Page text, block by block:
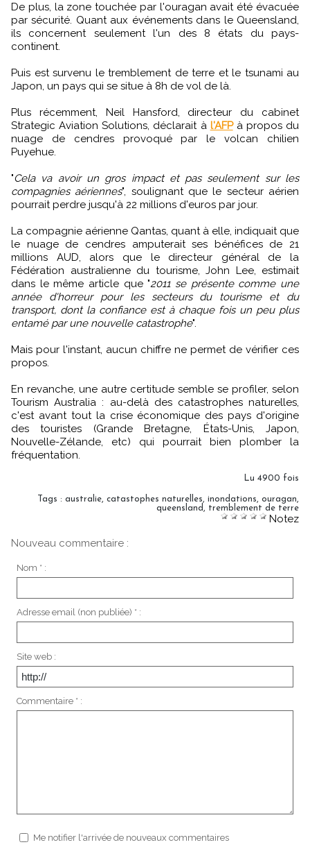
De plus, la zone touchée par l'ouragan avait été évacuée
par sécurité. Quant aux événements dans le Queensland,
ils concernent seulement l'un des 8 états du pays-
continent.
Puis est survenu le tremblement de terre et le tsunami au
Japon, un pays qui se situe à 8h de vol de là.
Plus récemment, Neil Hansford, directeur du cabinet
Strategic Aviation Solutions, déclarait à l'AFPà propos du
nuage de cendres provoqué par le volcan chilien
Puyehue.
"Cela va avoir un gros impact et pas seulement sur les
compagnies aériennes", soulignant que le secteur aérien
pourrait perdre jusqu'à 22 millions d'euros par jour.
La compagnie aérienne Qantas, quant à elle, indiquait que
le nuage de cendres amputerait ses bénéfices de 21
millions AUD, alors que le directeur général de la
Fédération australienne du tourisme, John Lee, estimait
dans le même article que "2011 se présente comme une
année d'horreur pour les secteurs du tourisme et du
transport, dont la confiance est à chaque fois un peu plus
entamé par une nouvelle catastrophe".
Mais pour l'instant, aucun chiffre ne permet de vérifier ces
propos.
En revanche, une autre certitude semble se profiler, selon
Tourism Australia : au-delà des catastrophes naturelles,
c'est avant tout la crise économique des pays d'origine
des touristes (Grande Bretagne, États-Unis, Japon,
Nouvelle-Zélande, etc) qui pourrait bien plomber la
fréquentation.
Lu 4900 fois
Tags : australie, catastophes naturelles, inondations, ouragan,
queensland, tremblement de terre
Notez
Nouveau commentaire :
Nom * :
Adresse email (non publiée) * :
Site web :
Commentaire * :
Me notifier l'arrivée de nouveaux commentaires